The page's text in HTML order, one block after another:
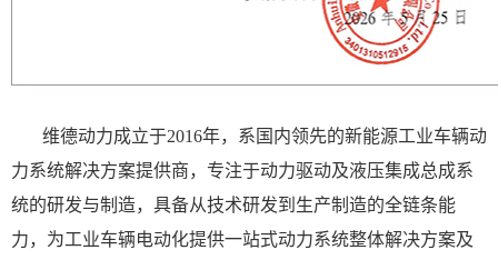
维德动力成立于2016年，系国内领先的新能源工业车辆动
力系统解决方案提供商，专注于动力驱动及液压集成总成系
统的研发与制造，具备从技术研发到生产制造的全链条能
力，为工业车辆电动化提供一站式动力系统整体解决方案及